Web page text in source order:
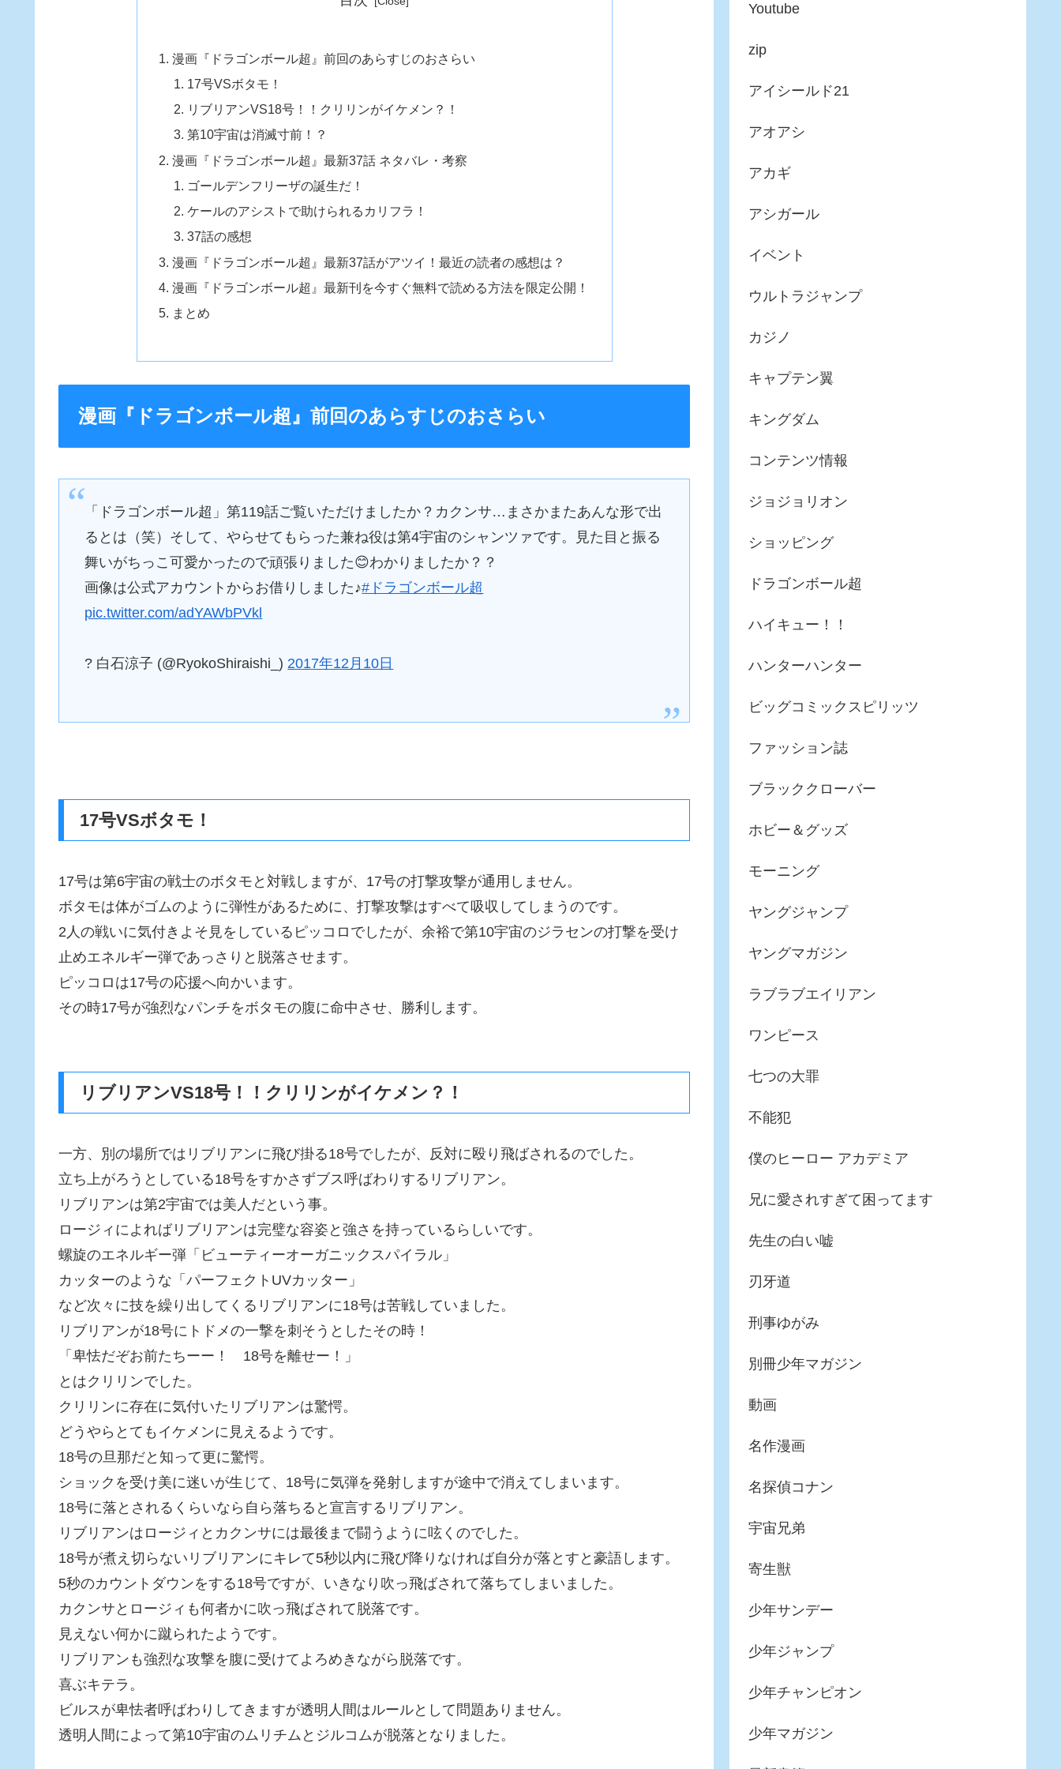
漫画『ドラゴンボール超』前回のあらすじのおさらい
17号VSボタモ！
リブリアンVS18号！！クリリンがイケメン？！
第10宇宙は消滅寸前！？
漫画『ドラゴンボール超』最新37話 ネタバレ・考察
ゴールデンフリーザの誕生だ！
ケールのアシストで助けられるカリフラ！
37話の感想
漫画『ドラゴンボール超』最新37話がアツイ！最近の読者の感想は？
漫画『ドラゴンボール超』最新刊を今すぐ無料で読める方法を限定公開！
まとめ
漫画『ドラゴンボール超』前回のあらすじのおさらい
「ドラゴンボール超」第119話ご覧いただけましたか？カクンサ…まさかまたあんな形で出
るとは（笑）そして、やらせてもらった兼ね役は第4宇宙のシャンツァです。見た目と振る
舞いがちっこ可愛かったので頑張りました😊わかりましたか？？
画像は公式アカウントからお借りしました♪#ドラゴンボール超
pic.twitter.com/adYAWbPVkl
? 白石涼子 (@RyokoShiraishi_) 2017年12月10日
17号VSボタモ！
17号は第6宇宙の戦士のボタモと対戦しますが、17号の打撃攻撃が通用しません。
ボタモは体がゴムのように弾性があるために、打撃攻撃はすべて吸収してしまうのです。
2人の戦いに気付きよそ見をしているピッコロでしたが、余裕で第10宇宙のジラセンの打撃を受け
止めエネルギー弾であっさりと脱落させます。
ピッコロは17号の応援へ向かいます。
その時17号が強烈なパンチをボタモの腹に命中させ、勝利します。
リブリアンVS18号！！クリリンがイケメン？！
一方、別の場所ではリブリアンに飛び掛る18号でしたが、反対に殴り飛ばされるのでした。
立ち上がろうとしている18号をすかさずブス呼ばわりするリブリアン。
リブリアンは第2宇宙では美人だという事。
ロージィによればリブリアンは完璧な容姿と強さを持っているらしいです。
螺旋のエネルギー弾「ビューティーオーガニックスパイラル」
カッターのような「パーフェクトUVカッター」
など次々に技を繰り出してくるリブリアンに18号は苦戦していました。
リブリアンが18号にトドメの一撃を刺そうとしたその時！
「卑怯だぞお前たちーー！ 18号を離せー！」
とはクリリンでした。
クリリンに存在に気付いたリブリアンは驚愕。
どうやらとてもイケメンに見えるようです。
18号の旦那だと知って更に驚愕。
ショックを受け美に迷いが生じて、18号に気弾を発射しますが途中で消えてしまいます。
18号に落とされるくらいなら自ら落ちると宣言するリブリアン。
リブリアンはロージィとカクンサには最後まで闘うように呟くのでした。
18号が煮え切らないリブリアンにキレて5秒以内に飛び降りなければ自分が落とすと豪語します。
5秒のカウントダウンをする18号ですが、いきなり吹っ飛ばされて落ちてしまいました。
カクンサとロージィも何者かに吹っ飛ばされて脱落です。
見えない何かに蹴られたようです。
リブリアンも強烈な攻撃を腹に受けてよろめきながら脱落です。
喜ぶキテラ。
ビルスが卑怯者呼ばわりしてきますが透明人間はルールとして問題ありません。
透明人間によって第10宇宙のムリチムとジルコムが脱落となりました。
Youtube
zip
アイシールド21
アオアシ
アカギ
アシガール
イベント
ウルトラジャンプ
カジノ
キャプテン翼
キングダム
コンテンツ情報
ジョジョリオン
ショッピング
ドラゴンボール超
ハイキュー！！
ハンターハンター
ビッグコミックスピリッツ
ファッション誌
ブラッククローバー
ホビー＆グッズ
モーニング
ヤングジャンプ
ヤングマガジン
ラブラブエイリアン
ワンピース
七つの大罪
不能犯
僕のヒーロー アカデミア
兄に愛されすぎて困ってます
先生の白い嘘
刃牙道
刑事ゆがみ
別冊少年マガジン
動画
名作漫画
名探偵コナン
宇宙兄弟
寄生獣
少年サンデー
少年ジャンプ
少年チャンピオン
少年マガジン